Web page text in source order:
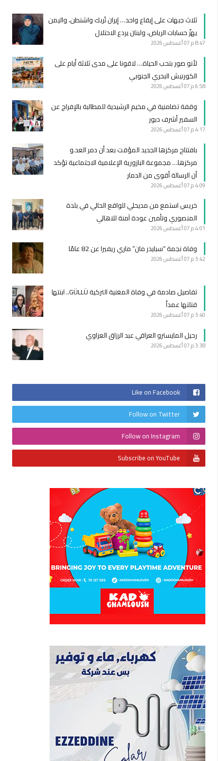
ثلاث جبهات على إيقاع واحد… إيران تُربك واشنطن، واليمن
يهزّ حسابات الرياض، ولبنان يردع الاحتلال
8:47 م 07 أغسطس 2026
لأنو صور بتحب الحياة… لاقونا على مدى ثلاثة أيام على
الكورنيش البحري الجنوبي
6:58 م 07 أغسطس 2026
وقفة تضامنية في مخيم الرشيدية للمطالبة بالإفراج عن
السفير أشرف دبور
4:17 م 07 أغسطس 2026
بافتتاح مركزها الجديد المؤقت بعد أن دمر العد.و
مركزها… مجموعة البازورية الإعلامية الاجتماعية تؤكد
أن الرسالة أقوى من الدمار
4:09 م 07 أغسطس 2026
خريس استمع من مديحلي للواقع الحالي في بلدة
المنصوري وتأمين عودة آمنة للاهالي
4:01 م 07 أغسطس 2026
وفاة نجمة “سبايدر مان” ماري ريفيرا عن 82 عامًا
3:42 م 07 أغسطس 2026
تفاصيل صادمة في وفاة المغنية التركية GÜLLÜ.. ابنتها
قتلتها عمداً
3:40 م 07 أغسطس 2026
رحيل المايسترو العراقي عبد الرزاق العزاوي
3:38 م 07 أغسطس 2026
Like on Facebook
Follow on Twitter
Follow on Instagram
Subscribe on YouTube